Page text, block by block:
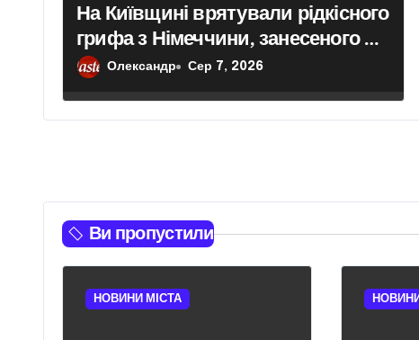
и
с
і
На Київщині врятували рідкісного
грифа з Німеччини, занесеного до
Червоної книги
Олександр Сер 7, 2026
Ви пропустили
НОВИНИ МІСТА